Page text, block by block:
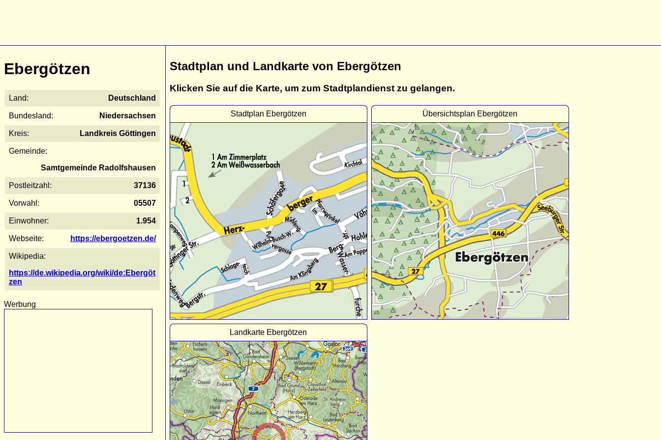
Ebergötzen
Land: Deutschland
Bundesland: Niedersachsen
Kreis: Landkreis Göttingen
Gemeinde:
Samtgemeinde Radolfshausen
Postleitzahl: 37136
Vorwahl: 05507
Einwohner: 1.954
Webseite: https://ebergoetzen.de/
Wikipedia:
https://de.wikipedia.org/wiki/de:Ebergöt
zen
Werbung
Stadtplan und Landkarte von Ebergötzen
Klicken Sie auf die Karte, um zum Stadtplandienst zu gelangen.
Stadtplan Ebergötzen Übersichtsplan Ebergötzen
Landkarte Ebergötzen